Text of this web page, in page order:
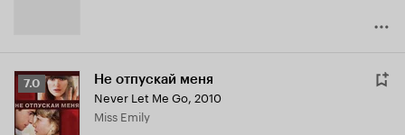
Рейтинг
Кинопоиска
7.0
7.0 Не отпускай меня
Never Let Me Go, 2010
Miss Emily